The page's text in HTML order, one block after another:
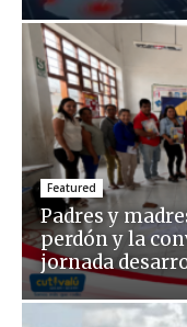
Featured
Padres y
perdón y la
jornada